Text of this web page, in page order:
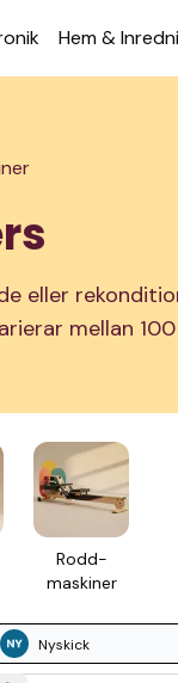
Hem &
eller
mellan
Rodd­
maskiner
Nyskick